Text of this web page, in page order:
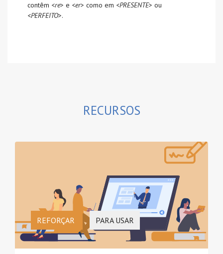
contêm <re> e <er> como em <PRESENTE> ou
<PERFEITO>.
RECURSOS
REFORÇAR PARA USAR